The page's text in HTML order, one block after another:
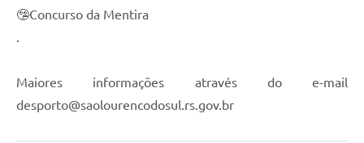
🤥Concurso da Mentira
Maiores informações através do e-mail
desporto@saolourencodosul.rs.gov.br